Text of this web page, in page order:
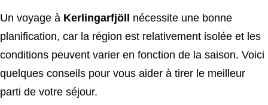
Un voyage à Kerlingarfjöll
nécessite une bonne
planification, car la région est relativement isolée et les
conditions peuvent varier en fonction de la saison. Voici
quelques conseils pour vous aider à tirer le meilleur
parti de votre séjour.